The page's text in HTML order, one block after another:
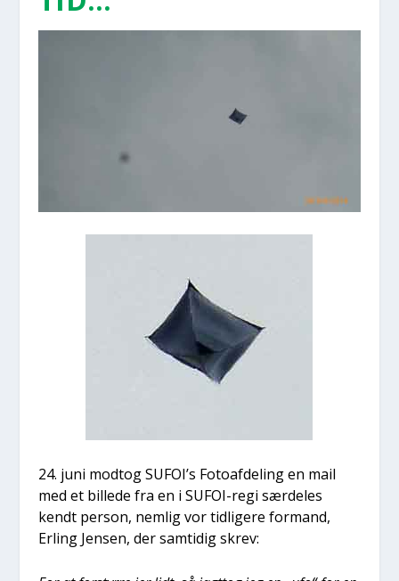
24. juni modt­og SUFOI’s Foto­af­de­ling en mail
med et bil­le­de fra en i SUFOI-regi sær­de­les
kendt per­son, nem­lig vor tid­li­ge­re for­mand,
Erling Jen­sen, der sam­ti­dig skrev: